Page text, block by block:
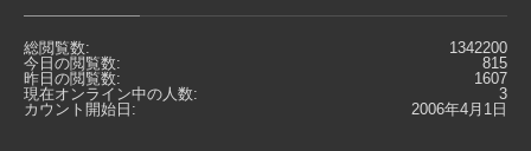
1342200
総閲覧数:
815
今日の閲覧数:
1607
昨日の閲覧数:
3
現在オンライン中の人数:
2006年4月1日
カウント開始日: